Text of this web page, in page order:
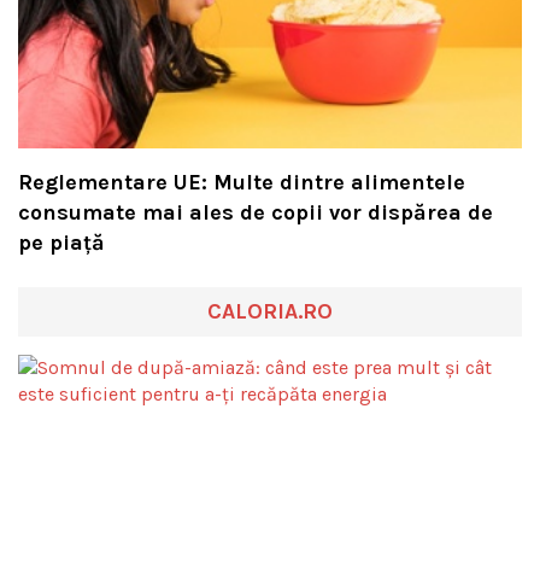
Reglementare UE: Multe dintre alimentele
consumate mai ales de copii vor dispărea de
pe piață
CALORIA.RO